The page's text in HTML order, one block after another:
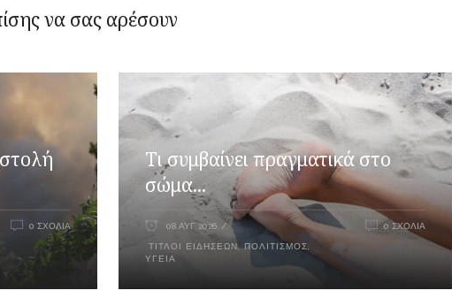
να σας αρέσουν
0 ΣΧΌΛΙΑ
Τι συμβαίνει πραγματικά στο
σώμα...
08 ΑΥΓ 2026
ΤΊΤΛΟΙ ΕΙΔΉΣΕΩΝ, ΠΟΛΙΤΙΣΜΌΣ
ΥΓΕΊΑ
0 ΣΧΌΛΙΑ